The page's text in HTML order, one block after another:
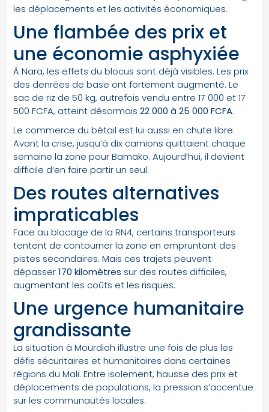
les déplacements et les activités économiques.
Une flambée des prix et
une économie asphyxiée
À Nara, les effets du blocus sont déjà visibles. Les prix
des denrées de base ont fortement augmenté. Le
sac de riz de 50 kg, autrefois vendu entre 17 000 et 17
500 FCFA, atteint désormais 22 000 à 25 000 FCFA.
Le commerce du bétail est lui aussi en chute libre.
Avant la crise, jusqu’à dix camions quittaient chaque
semaine la zone pour Bamako. Aujourd’hui, il devient
difficile d’en faire partir un seul.
Des routes alternatives
impraticables
Face au blocage de la RN4, certains transporteurs
tentent de contourner la zone en empruntant des
pistes secondaires. Mais ces trajets peuvent
dépasser170 kilomètres sur des routes difficiles,
augmentant les coûts et les risques.
Une urgence humanitaire
grandissante
La situation à Mourdiah illustre une fois de plus les
défis sécuritaires et humanitaires dans certaines
régions du Mali. Entre isolement, hausse des prix et
déplacements de populations, la pression s’accentue
sur les communautés locales.